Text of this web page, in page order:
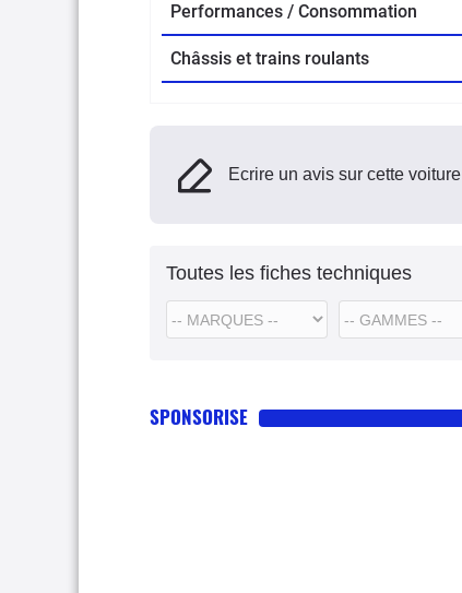
Performances / Consommation
Châssis et trains roulants
Ecrire un avis sur cette voiture
Toutes les fiches techniques
SPONSORISE